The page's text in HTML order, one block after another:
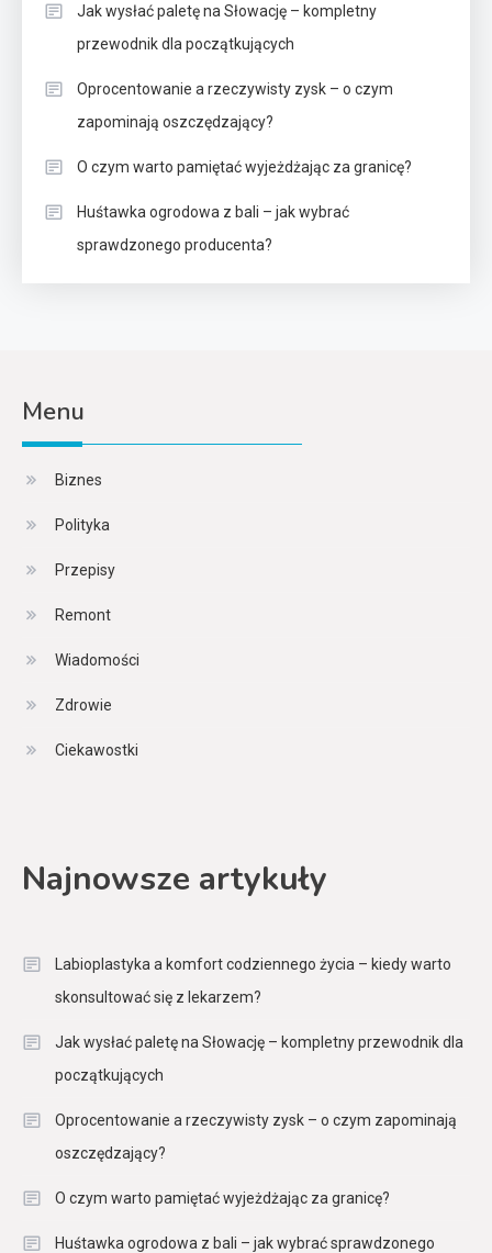
Jak wysłać paletę na Słowację – kompletny
przewodnik dla początkujących
Oprocentowanie a rzeczywisty zysk – o czym
zapominają oszczędzający?
O czym warto pamiętać wyjeżdżając za granicę?
Huśtawka ogrodowa z bali – jak wybrać
sprawdzonego producenta?
Menu
Biznes
Polityka
Przepisy
Remont
Wiadomości
Zdrowie
Ciekawostki
Najnowsze artykuły
Labioplastyka a komfort codziennego życia – kiedy warto
skonsultować się z lekarzem?
Jak wysłać paletę na Słowację – kompletny przewodnik dla
początkujących
Oprocentowanie a rzeczywisty zysk – o czym zapominają
oszczędzający?
O czym warto pamiętać wyjeżdżając za granicę?
Huśtawka ogrodowa z bali – jak wybrać sprawdzonego